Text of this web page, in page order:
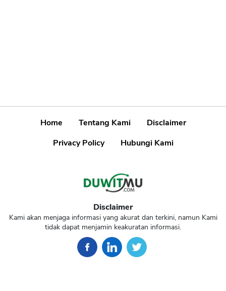
Home Tentang Kami
Disclaimer
Privacy Policy
Hubungi Kami
Disclaimer
Kami akan menjaga informasi yang akurat dan terkini, namun Kami
tidak dapat menjamin keakuratan informasi.